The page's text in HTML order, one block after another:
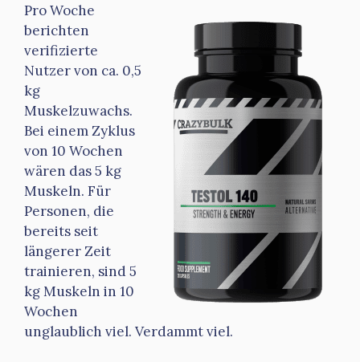
Pro Woche
berichten
verifizierte
Nutzer von ca. 0,5
kg
Muskelzuwachs.
Bei einem Zyklus
von 10 Wochen
wären das 5 kg
Muskeln. Für
Personen, die
bereits seit
längerer Zeit
trainieren, sind 5
kg Muskeln in 10
Wochen
unglaublich viel. Verdammt viel.